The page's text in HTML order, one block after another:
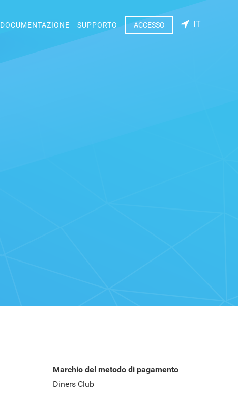
DOCUMENTAZIONE SUPPORTO ACCESSO IT
Marchio del metodo di pagamento
Diners Club